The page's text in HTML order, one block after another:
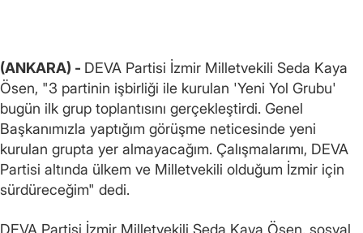
(ANKARA) - DEVA Partisi İzmir Milletvekili Seda Kaya
Ösen, "3 partinin işbirliği ile kurulan 'Yeni Yol Grubu'
bugün ilk grup toplantısını gerçekleştirdi. Genel
Başkanımızla yaptığım görüşme neticesinde yeni
kurulan grupta yer almayacağım. Çalışmalarımı, DEVA
Partisi altında ülkem ve Milletvekili olduğum İzmir için
sürdüreceğim" dedi.
DEVA Partisi İzmir Milletvekili Seda Kaya Ösen, sosyal